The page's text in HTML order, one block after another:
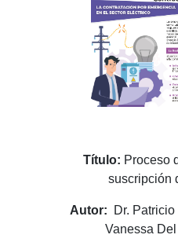
Título: Proceso
suscripción
Autor:
Dr.
Vanessa